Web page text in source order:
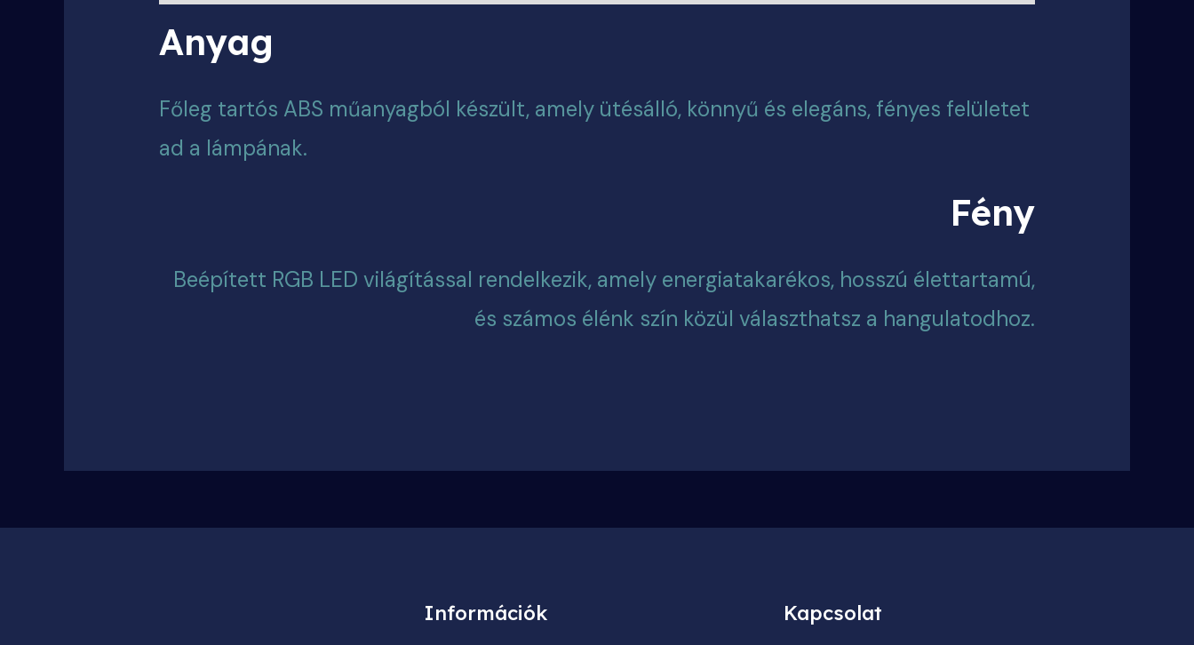
Anyag
Főleg tartós ABS műanyagból készült, amely ütésálló, könnyű és elegáns, fényes felületet
ad a lámpának.
Fény
Beépített RGB LED világítással rendelkezik, amely energiatakarékos, hosszú élettartamú,
és számos élénk szín közül választhatsz a hangulatodhoz.
Információk Kapcsolat